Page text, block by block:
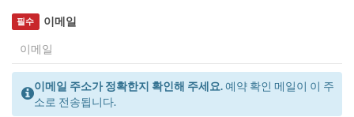
이메일
필수
이메일 주소가 정확한지 확인해 주세요.예약 확인 메일이 이 주
소로 전송됩니다.